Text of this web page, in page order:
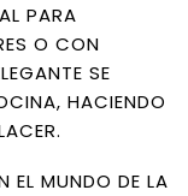
PARA
O CON
SE
HACIENDO
EL MUNDO DE LA